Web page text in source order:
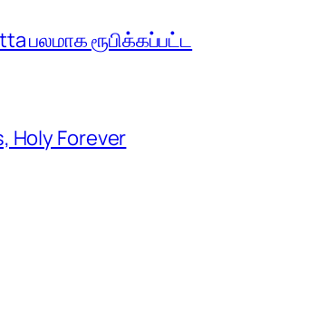
பலமாக ரூபிக்கப்பட்ட
Holy Forever